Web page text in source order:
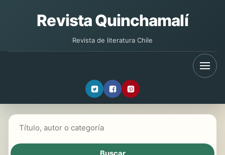
Revista Quinchamalí
Revista de literatura Chile